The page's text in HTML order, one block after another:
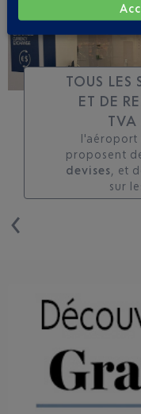
TOUS LES
ET DE
TVA
l'aéroport
proposent
devises , et
sur